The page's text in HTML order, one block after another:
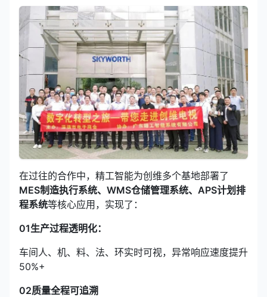
在过往的合作中，精工智能为创维多个基地部署了
MES制造执行系统、WMS仓储管理系统、 APS计划排
程系统等核心应用，实现了：
01生产过程透明化：
车间人、机、料、法、环实时可视，异常响应速度提升
50%+
02质量全程可追溯